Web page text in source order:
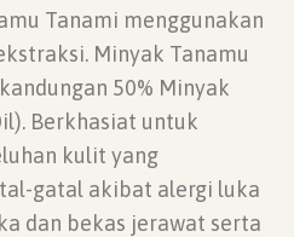
Tanami menggunakan
Minyak Tanamu
50% Minyak
Berkhasiat untuk
kulit yang
gatal akibat alergi luka
dan bekas jerawat serta